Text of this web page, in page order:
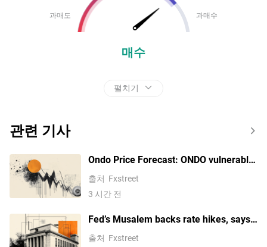
과매도 과매수
매수
펼치기
관련 기사
Ondo Price Forecast: ONDO vulnerable
to deeper losses amid CLARITY Act
delay
출처 Fxstreet
3 시간 전
Fed’s Musalem backs rate hikes, says
inflation remains too high
출처 Fxstreet